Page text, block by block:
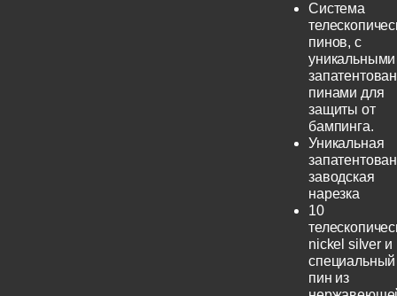
Система
пинов, с
уникальными
пинами для
защиты от
бампинга.
Уникальная
заводская
нарезка
10
nickel silver и
специальный
пин из